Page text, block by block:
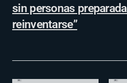
sin personas
reinventarse”